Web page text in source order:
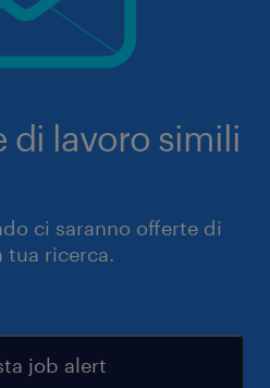
di lavoro simili
ci saranno offerte di
tua ricerca.
job alert